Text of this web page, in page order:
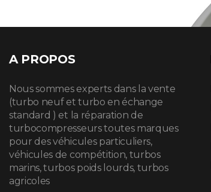
A PROPOS
Nous sommes experts dans la vente
(turbo neuf et turbo en échange
standard ) et la réparation de
turbocompresseurs toutes marques
pour des véhicules particuliers,
véhicules de compétition, turbos
marins, turbos poids lourds, turbos
agricoles